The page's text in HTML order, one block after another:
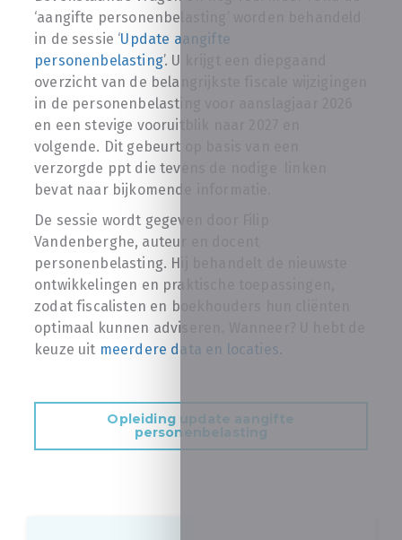
‘aangifte personenbelasting’ worden behandeld
in de sessie ‘Update aangifte
personenbelasting’. U krijgt een diepgaand
overzicht van de belangrijkste fiscale wijzigingen
in de personenbelasting voor aanslagjaar 2026
en een stevige vooruitblik naar 2027 en
volgende. Dit gebeurt op basis van een
verzorgde ppt die tevens de nodige linken
bevat naar bijkomende informatie.
De sessie wordt gegeven door Filip
Vandenberghe, auteur en docent
personenbelasting. Hij behandelt de nieuwste
ontwikkelingen en praktische toepassingen,
zodat fiscalisten en boekhouders hun cliënten
optimaal kunnen adviseren. Wanneer? U hebt de
keuze uit meerdere data en locaties.
Opleiding update aangifte
personenbelasting